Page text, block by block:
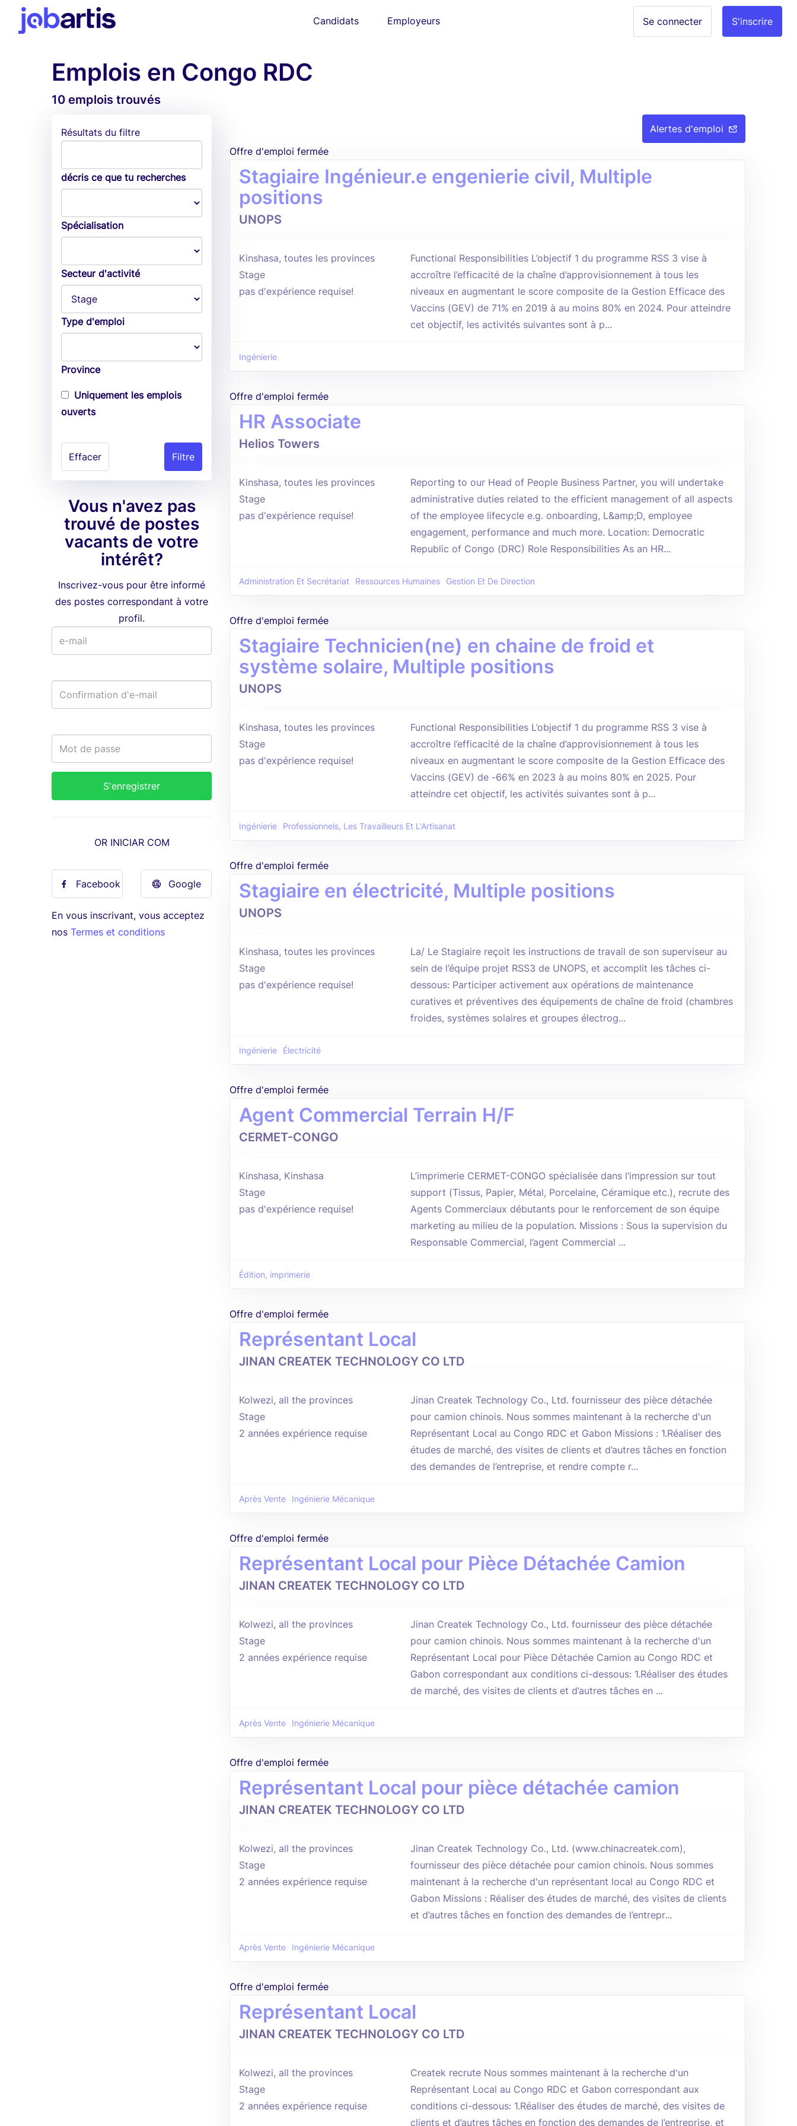
Candidats Employeurs S'inscrire
Se connecter
Emplois en Congo RDC
10 emplois trouvés
Alertes d'emploi
Résultats du filtre
décris ce que tu recherches
Spécialisation
Secteur d'activité
Type d'emploi
Province
Uniquement les emplois
ouverts
Effacer
Vous n'avez pas
trouvé de postes
vacants de votre
intérêt?
Inscrivez-vous pour être informé
des postes correspondant à votre
profil.
OR INICIAR COM
Facebook Google
En vous inscrivant, vous acceptez
nos Termes et conditions
Offre d'emploi fermée
Stagiaire Ingénieur.e engenierie civil, Multiple
positions
UNOPS
Kinshasa, toutes les provinces
Stage
pas d'expérience requise!
Functional Responsibilities L’objectif 1 du programme RSS 3 vise à
accroître l’efficacité de la chaîne d’approvisionnement à tous les
niveaux en augmentant le score composite de la Gestion Efficace des
Vaccins (GEV) de 71% en 2019 à au moins 80% en 2024. Pour atteindre
cet objectif, les activités suivantes sont à p...
Ingénierie
Offre d'emploi fermée
HR Associate
Helios Towers
Kinshasa, toutes les provinces
Stage
pas d'expérience requise!
Reporting to our Head of People Business Partner, you will undertake
administrative duties related to the efficient management of all aspects
of the employee lifecycle e.g. onboarding, L&amp;D, employee
engagement, performance and much more. Location: Democratic
Republic of Congo (DRC) Role Responsibilities As an HR...
Administration Et Secrétariat Ressources Humaines Gestion Et De Direction
Offre d'emploi fermée
Stagiaire Technicien(ne) en chaine de froid et
système solaire, Multiple positions
UNOPS
Kinshasa, toutes les provinces
Stage
pas d'expérience requise!
Functional Responsibilities L’objectif 1 du programme RSS 3 vise à
accroître l’efficacité de la chaîne d’approvisionnement à tous les
niveaux en augmentant le score composite de la Gestion Efficace des
Vaccins (GEV) de -66% en 2023 à au moins 80% en 2025. Pour
atteindre cet objectif, les activités suivantes sont à p...
Ingénierie Professionnels, Les Travailleurs Et L'Artisanat
Offre d'emploi fermée
Stagiaire en électricité, Multiple positions
UNOPS
Kinshasa, toutes les provinces
Stage
pas d'expérience requise!
La/ Le Stagiaire reçoit les instructions de travail de son superviseur au
sein de l’équipe projet RSS3 de UNOPS, et accomplit les tâches ci-
dessous: Participer activement aux opérations de maintenance
curatives et préventives des équipements de chaîne de froid (chambres
froides, systèmes solaires et groupes électrog...
Ingénierie Électricité
Offre d'emploi fermée
Agent Commercial Terrain H/F
CERMET-CONGO
Kinshasa, Kinshasa
Stage
pas d'expérience requise!
L’imprimerie CERMET-CONGO spécialisée dans l’impression sur tout
support (Tissus, Papier, Métal, Porcelaine, Céramique etc.), recrute des
Agents Commerciaux débutants pour le renforcement de son équipe
marketing au milieu de la population. Missions : Sous la supervision du
Responsable Commercial, l’agent Commercial ...
Édition, imprimerie
Offre d'emploi fermée
Représentant Local
JINAN CREATEK TECHNOLOGY CO LTD
Kolwezi, all the provinces
Stage
2 années expérience requise
Jinan Createk Technology Co., Ltd. fournisseur des pièce détachée
pour camion chinois. Nous sommes maintenant à la recherche d'un
Représentant Local au Congo RDC et Gabon Missions : 1.Réaliser des
études de marché, des visites de clients et d’autres tâches en fonction
des demandes de l’entreprise, et rendre compte r...
Après Vente Ingénierie Mécanique
Offre d'emploi fermée
Représentant Local pour Pièce Détachée Camion
JINAN CREATEK TECHNOLOGY CO LTD
Kolwezi, all the provinces
Stage
2 années expérience requise
Jinan Createk Technology Co., Ltd. fournisseur des pièce détachée
pour camion chinois. Nous sommes maintenant à la recherche d'un
Représentant Local pour Pièce Détachée Camion au Congo RDC et
Gabon correspondant aux conditions ci-dessous: 1.Réaliser des études
de marché, des visites de clients et d’autres tâches en ...
Après Vente Ingénierie Mécanique
Offre d'emploi fermée
Représentant Local pour pièce détachée camion
JINAN CREATEK TECHNOLOGY CO LTD
Kolwezi, all the provinces
Stage
2 années expérience requise
Jinan Createk Technology Co., Ltd. (www.chinacreatek.com),
fournisseur des pièce détachée pour camion chinois. Nous sommes
maintenant à la recherche d'un représentant local au Congo RDC et
Gabon Missions : Réaliser des études de marché, des visites de clients
et d’autres tâches en fonction des demandes de l’entrepr...
Après Vente Ingénierie Mécanique
Offre d'emploi fermée
Représentant Local
JINAN CREATEK TECHNOLOGY CO LTD
Kolwezi, all the provinces
Stage
2 années expérience requise
Createk recrute Nous sommes maintenant à la recherche d'un
Représentant Local au Congo RDC et Gabon correspondant aux
conditions ci-dessous: 1.Réaliser des études de marché, des visites de
clients et d’autres tâches en fonction des demandes de l’entreprise, et